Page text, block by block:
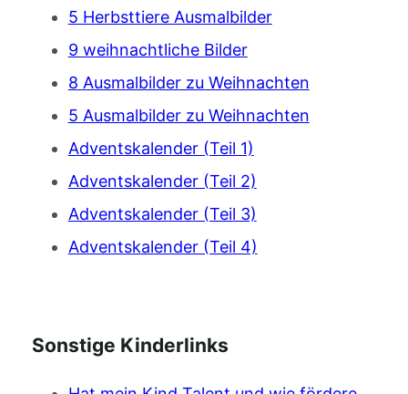
5 Herbsttiere Ausmalbilder
9 weihnachtliche Bilder
8 Ausmalbilder zu Weihnachten
5 Ausmalbilder zu Weihnachten
Adventskalender (Teil 1)
Adventskalender (Teil 2)
Adventskalender (Teil 3)
Adventskalender (Teil 4)
Sonstige Kinderlinks